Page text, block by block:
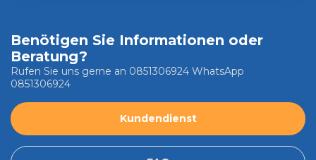
Benötigen Sie Informationen oder
Beratung?
Rufen Sie uns gerne an 0851306924 WhatsApp
0851306924
Kundendienst